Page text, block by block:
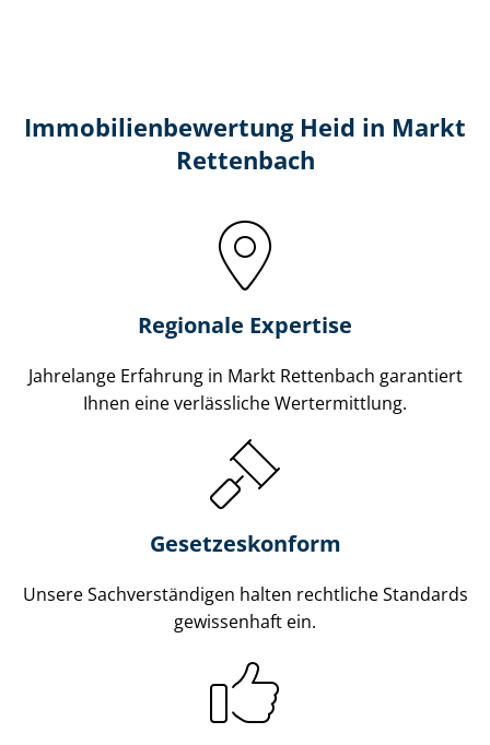
Immobilien­bewertung Heid in Markt
Rettenbach
Regionale Expertise
Jahrelange Erfahrung in Markt Rettenbach garantiert
Ihnen eine verlässliche Wertermittlung.
Gesetzes­konform
Unsere Sach­ver­stän­di­gen halten rechtliche Standards
gewissenhaft ein.